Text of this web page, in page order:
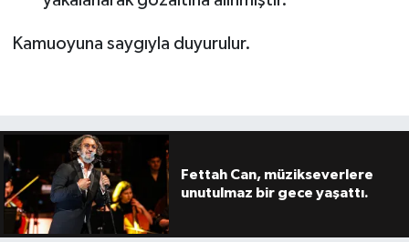
Kamuoyuna saygıyla duyurulur.
Fettah Can, müzikseverlere
unutulmaz bir gece yaşattı.